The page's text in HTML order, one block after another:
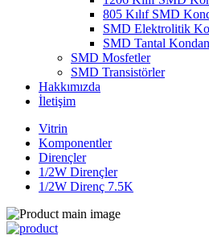
805 Kılıf SMD
SMD Elektrolitik
SMD Tantal
SMD Mosfetler
SMD Transistörler
Hakkımızda
İletişim
Vitrin
Komponentler
Dirençler
1/2W Dirençler
1/2W Direnç 7.5K